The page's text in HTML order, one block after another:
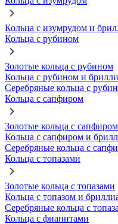
Кольца с изумрудом и
Кольца с рубином
Золотые кольца с рубином
Кольца с рубином и
Серебряные кольца с
Кольца с сапфиром
Золотые кольца с сапфиром
Кольца с сапфиром и
Серебряные кольца с
Кольца с топазами
Золотые кольца с топазами
Кольца с топазом и
Серебряные кольца с
Кольца с фианитами